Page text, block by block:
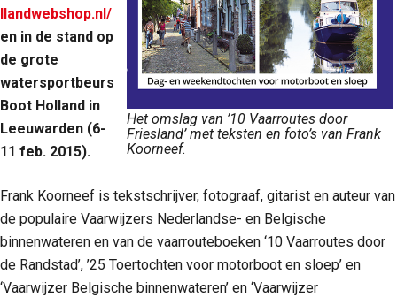
Het omslag van ’10 Vaarroutes door
Friesland’ met teksten en foto’s van Frank
Koorneef.
llandwebshop.nl/
en in de stand op
de grote
watersportbeurs
Boot Holland in
Leeuwarden (6-
11 feb. 2015).
Frank Koorneef is tekstschrijver, fotograaf, gitarist en auteur van
de populaire Vaarwijzers Nederlandse- en Belgische
binnenwateren en van de vaarrouteboeken ‘10 Vaarroutes door
de Randstad’, ’25 Toertochten voor motorboot en sloep’ en
‘Vaarwijzer Belgische binnenwateren’ en ‘Vaarwijzer